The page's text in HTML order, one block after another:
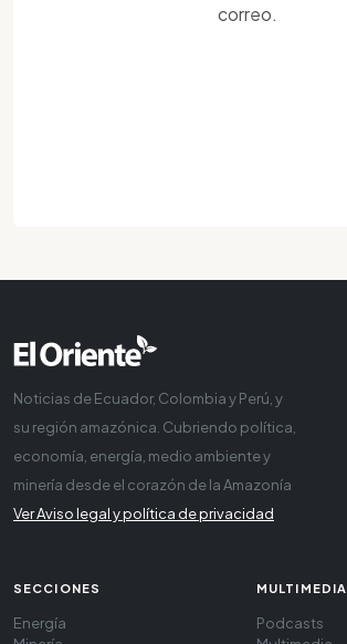
correo.
Noticias de Ecuador, Colombia y Perú, y
su región amazónica. Cubriendo política,
economía, energía, medio ambiente y
minería desde el corazón de la Amazonía
Ver Aviso legal y política de privacidad
SECCIONES
Energía
MULTIMEDIA
Podcasts